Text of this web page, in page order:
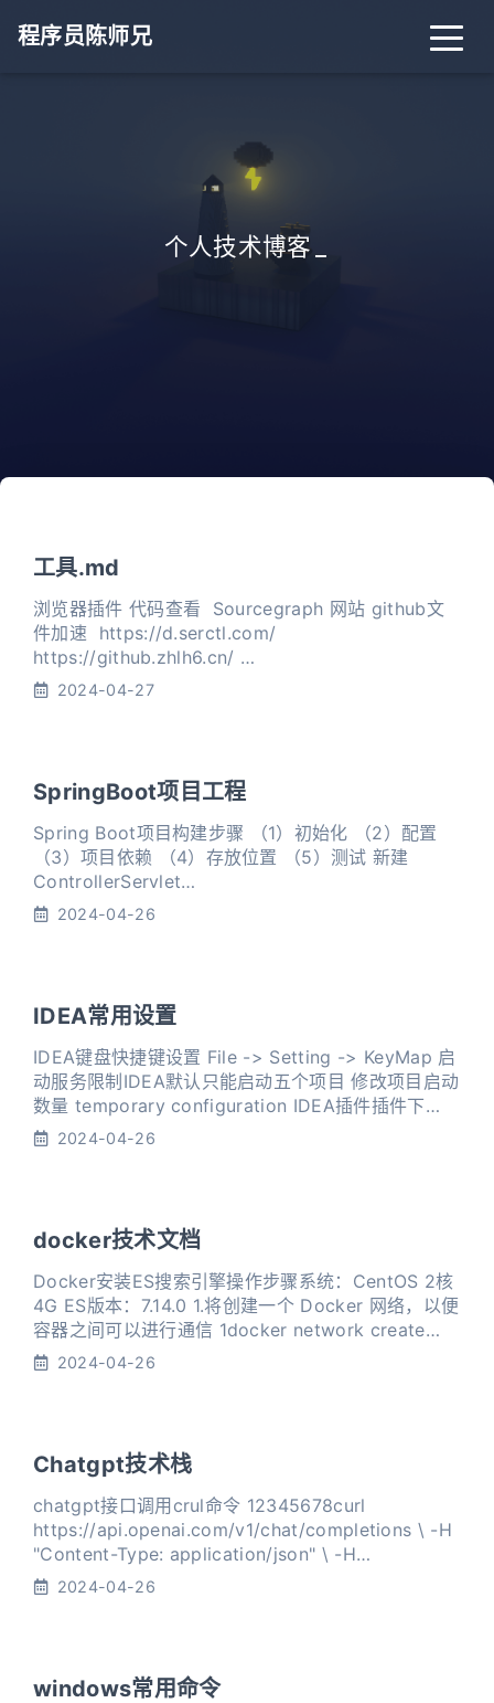
程序员陈师兄
个人技术博客
工具.md
浏览器插件 代码查看 ​ Sourcegraph 网站 github文
件加速 ​ https://d.serctl.com/ ​
https://github.zhlh6.cn/ ​
http://toolwa.com/github/ github镜像
2024-04-27
SpringBoot项目工程
Spring Boot项目构建步骤 （1）初始化 （2）配置
（3）项目依赖 （4）存放位置 （5）测试 新建
ControllerServlet
12345678910@Controllerpublic class
2024-04-26
IDEA常用设置
IDEA键盘快捷键设置 File -> Setting -> KeyMap 启
动服务限制IDEA默认只能启动五个项目 修改项目启动
数量 temporary configuration IDEA插件插件下
载：File –> Setting –> Plugins 插件lombok
2024-04-26
docker技术文档
Docker安装ES搜索引擎操作步骤系统：CentOS 2核
4G ES版本：7.14.0 1.将创建一个 Docker 网络，以便
容器之间可以进行通信 1docker network create
elastic 2.安装ES 1docker run -d --name
2024-04-26
Chatgpt技术栈
chatgpt接口调用crul命令 12345678curl
https://api.openai.com/v1/chat/completions \ -H
"Content-Type: application/json" \ -H
2024-04-26
windows常用命令